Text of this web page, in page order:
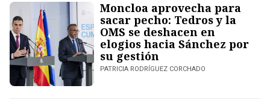
Moncloa aprovecha para
sacar pecho: Tedros y la
OMS se deshacen en
elogios hacia Sánchez por
su gestión
PATRICIA RODRÍGUEZ CORCHADO